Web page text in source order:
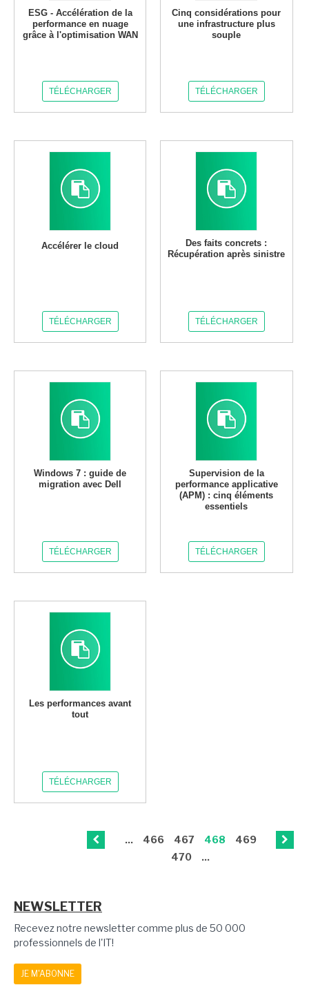
ESG - Accélération de la
performance en nuage
grâce à l'optimisation WAN
TÉLÉCHARGER
Cinq considérations pour
une infrastructure plus
souple
TÉLÉCHARGER
Accélérer le cloud
TÉLÉCHARGER
Des faits concrets :
Récupération après sinistre
TÉLÉCHARGER
Windows 7 : guide de
migration avec Dell
TÉLÉCHARGER
Supervision de la
performance applicative
(APM) : cinq éléments
essentiels
TÉLÉCHARGER
Les performances avant
tout
TÉLÉCHARGER
... 466 467 468
469
470
...
NEWSLETTER
Recevez notre newsletter comme plus de 50 000
professionnels de l'IT!
JE M'ABONNE